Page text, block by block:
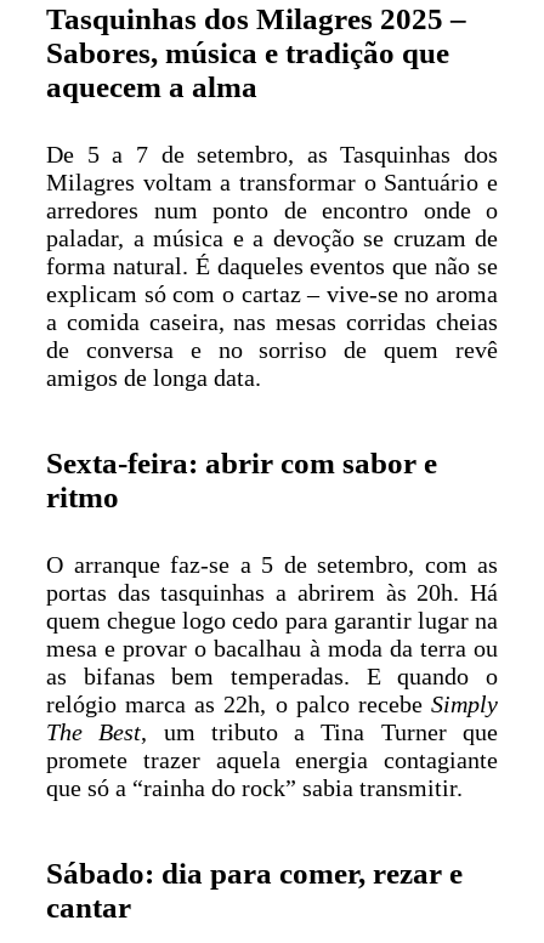
Tasquinhas dos Milagres 2025 –
Sabores, música e tradição que
aquecem a alma
De 5 a 7 de setembro, as Tasquinhas dos
Milagres voltam a transformar o Santuário e
arredores num ponto de encontro onde o
paladar, a música e a devoção se cruzam de
forma natural. É daqueles eventos que não se
explicam só com o cartaz – vive-se no aroma
a comida caseira, nas mesas corridas cheias
de conversa e no sorriso de quem revê
amigos de longa data.
Sexta-feira: abrir com sabor e
ritmo
O arranque faz-se a 5 de setembro, com as
portas das tasquinhas a abrirem às 20h. Há
quem chegue logo cedo para garantir lugar na
mesa e provar o bacalhau à moda da terra ou
as bifanas bem temperadas. E quando o
relógio marca as 22h, o palco recebe Simply
The Best, um tributo a Tina Turner que
promete trazer aquela energia contagiante
que só a “rainha do rock” sabia transmitir.
Sábado: dia para comer, rezar e
cantar